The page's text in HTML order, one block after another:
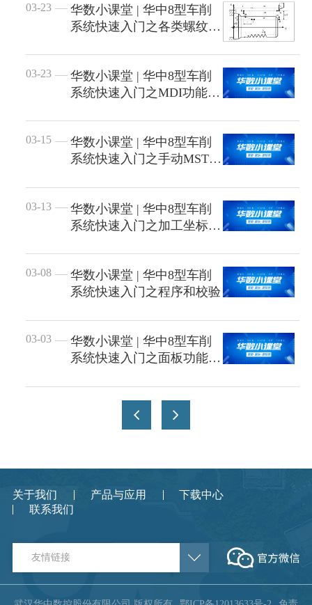
企业文化
员工风采
媒体报道
视频中心
产品中心
技术分享
投资者关系
法制宣传
联系我们
在线留言
03-23
华数小课堂 | 华中8型车削
系统快速入门之各类螺纹切
03-23
华数小课堂 | 华中8型车削
系统快速入门之MDI功能
03-15
华数小课堂 | 华中8型车削
系统快速入门之手动MST
03-13
华数小课堂 | 华中8型车削
系统快速入门之加工坐标系
03-08
华数小课堂 | 华中8型车削
系统快速入门之程序和校验
03-03
华数小课堂 | 华中8型车削
系统快速入门之面板功能整
关于我们 产品与应用
下载中心
联系我们
友情链接